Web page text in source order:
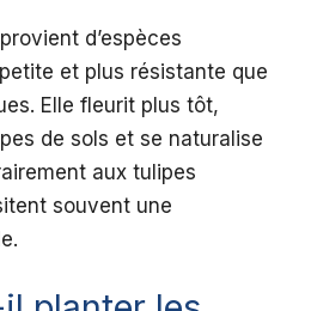
d’espèces
et plus résistante que
Elle fleurit plus tôt,
de sols et se naturalise
aux tulipes
souvent une